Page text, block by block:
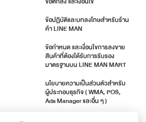
ข้อปฏิบัติและบทลงโทษสำหรับร้าน
ค้า LINE MAN
ข้อกำหนด และเงื่อนไขการลงขาย
สินค้าที่ต้องได้รับการรับรอง
มาตรฐานบน LINE MAN MART
นโยบายความเป็นส่วนตัวสำหรับ
ผู้ประกอบธุรกิจ ( WMA, POS,
Ads Manager และอื่น ๆ )